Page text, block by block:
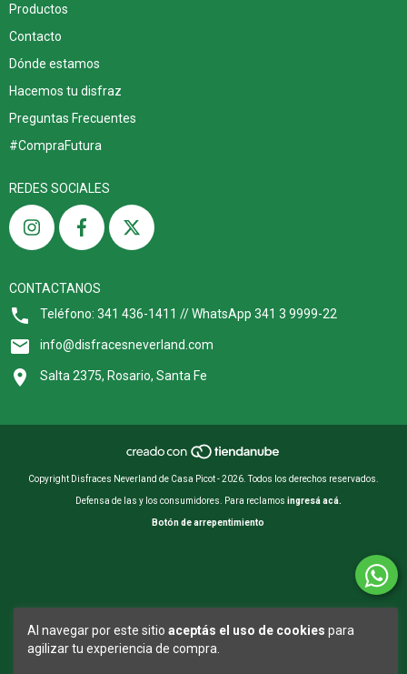
Al navegar por este sitio aceptás el uso de cookies para
agilizar tu experiencia de compra.
Productos
Contacto
Dónde estamos
Hacemos tu disfraz
Preguntas Frecuentes
#CompraFutura
REDES SOCIALES
CONTACTANOS
Teléfono: 341 436-1411 // WhatsApp 341 3 9999-22
info@disfracesneverland.com
Salta 2375, Rosario, Santa Fe
Copyright Disfraces Neverland de Casa Picot - 2026. Todos los derechos reservados.
Defensa de las y los consumidores. Para reclamos ingresá acá.
Botón de arrepentimiento